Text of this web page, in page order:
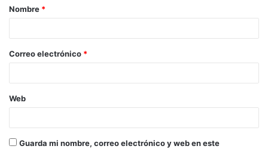
Nombre *
Correo electrónico *
Web
Guarda mi nombre, correo electrónico y web en este